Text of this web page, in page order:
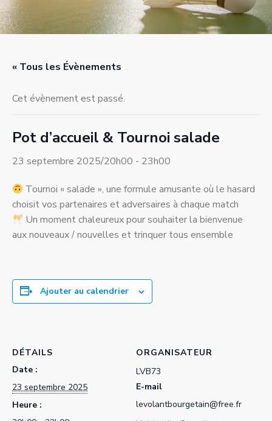
« Tous les Évènements
Cet évènement est passé.
Pot d’accueil & Tournoi salade
23 septembre 2025/20h00 - 23h00
Tournoi « salade », une formule amusante où le hasard
choisit vos partenaires et adversaires à chaque match
Un moment chaleureux pour souhaiter la bienvenue
aux nouveaux / nouvelles et trinquer tous ensemble
Ajouter au calendrier
DÉTAILS
Date :
23 septembre 2025
Heure :
ORGANISATEUR
LVB73
E-mail
levolantbourgetain@free.fr